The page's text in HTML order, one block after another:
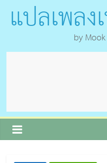
แปลเพลง
by